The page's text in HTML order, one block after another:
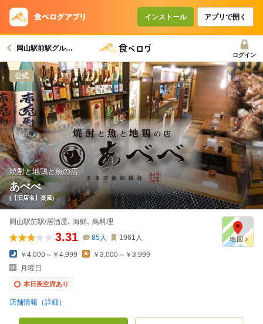
インストール アプリで開く
岡山駅前駅グルメへ
ログイン
公式
焼酎と地鶏と魚の店
あべべ
(【旧店名】楽風)
岡山駅前駅/居酒屋､ 海鮮､ 鳥料理
3.31 85人 1961 人
￥4,000～￥4,999
￥3,000～￥3,999
月曜日
本日夜空席あり
店舗情報（詳細）